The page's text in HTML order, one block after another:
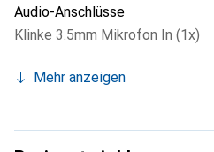
Audio-Anschlüsse
Klinke 3.5mm Mikrofon In (1x)
Mehr anzeigen